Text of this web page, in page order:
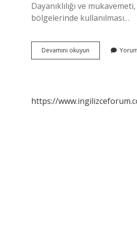
Dayanıklılığı ve
bölgelerinde kullanılması…
Devamını okuyun
Beton
https://